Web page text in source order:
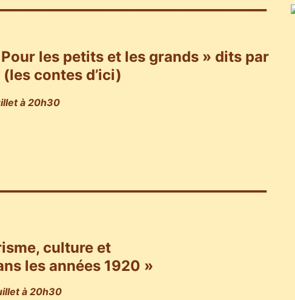
les petits et les grands » dits par
(les contes d’ici)
à 20h30
culture et
les années 1920 »
à 20h30